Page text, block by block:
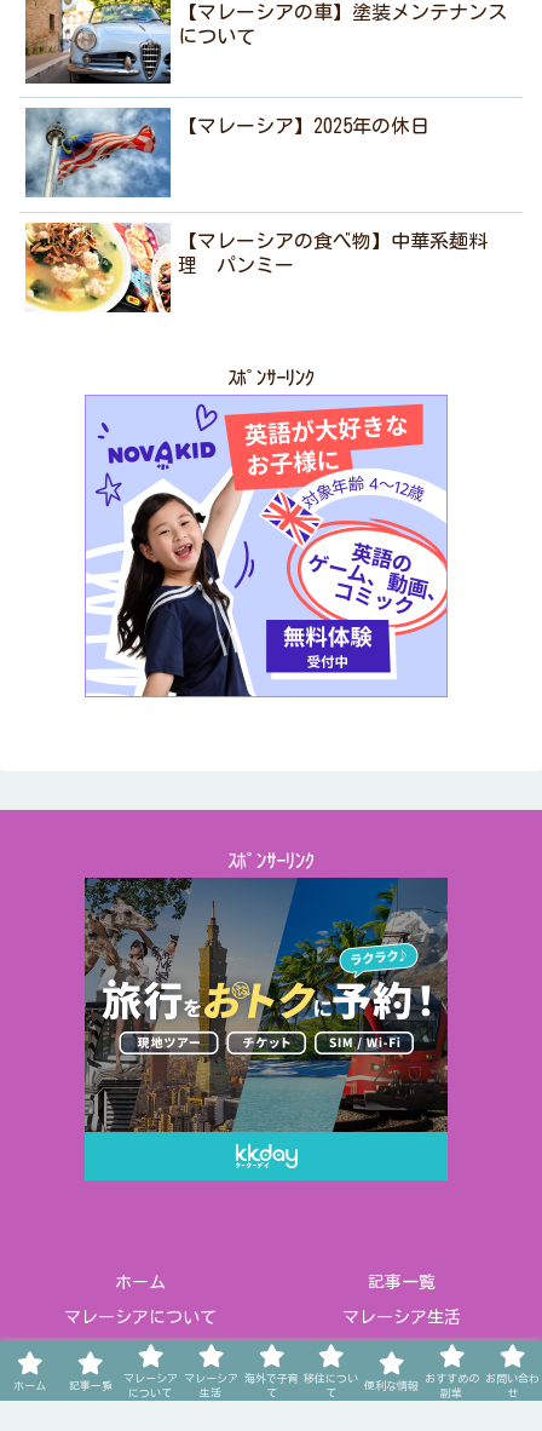
【マレーシアの車】塗装メンテナンス
について
【マレーシア】2025年の休日
【マレーシアの食べ物】中華系麺料
理 パンミー
ｽﾎﾟﾝｻｰﾘﾝｸ
ｽﾎﾟﾝｻｰﾘﾝｸ
ホーム 記事一覧
マレーシアについて マレーシア生活
海外で子育て 移住について
便利な情報 おすすめの副業
ホーム 記事一覧
マレーシア
について
マレーシア
生活
海外で子育
て
移住につい
て
便利な情報
おすすめの
副業
お問い合わ
せ